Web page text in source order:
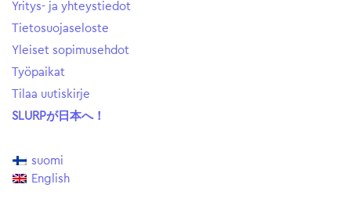
Yritys- ja yhteystiedot
Tietosuojaseloste
Yleiset sopimusehdot
Työpaikat
Tilaa uutiskirje
SLURPが日本へ！
suomi
English